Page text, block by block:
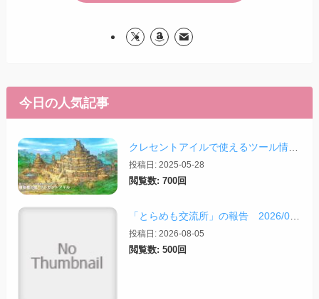
今日の人気記事
クレセントアイルで使えるツール情報まとめ【2026/07/30更新】
投稿日: 2025-05-28
閲覧数: 700回
投稿日: 2026-08-05
閲覧数: 500回